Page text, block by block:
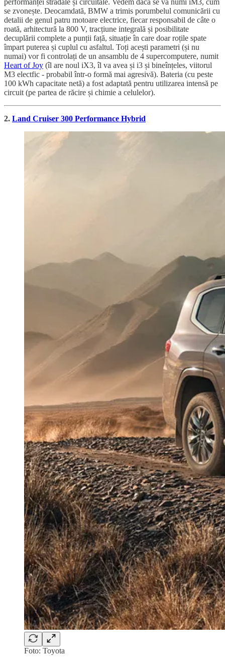
performanței stradale și circuitale. Vedem dacă se va numi iM3, cum
se zvonește. Deocamdată, BMW a trimis porumbelul comunicării cu
detalii de genul patru motoare electrice, fiecar responsabil de câte o
roată, arhitectură la 800 V, tracțiune integrală și posibilitate
decuplării complete a punții față, situație în care doar roțile spate
împart puterea și cuplul cu asfaltul. Toți acești parametri (și nu
numai) vor fi controlați de un ansamblu de 4 supercomputere, numit
Heart of Joy (îl are noul iX3, îl va avea și i3 și bineînțeles, viitorul
M3 electfic - probabil într-o formă mai agresivă). Bateria (cu peste
100 kWh capacitate netă) a fost adaptată pentru utilizarea intensă pe
circuit (pe partea de răcire și chimie a celulelor).
2. Land Cruiser 300 Performance Hybrid
Foto: Toyota